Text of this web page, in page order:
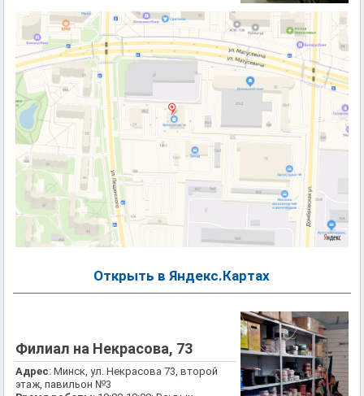
Открыть в Яндекс.Картах
Филиал на Некрасова, 73
Адрес: Минск, ул. Некрасова 73, второй
этаж, павильон №3